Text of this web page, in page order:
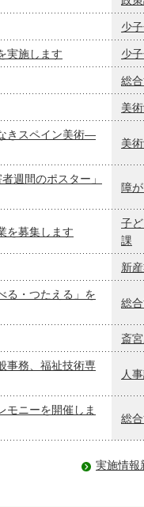
少
実施します 少
総
美
きスペイン美術―
美
週間のポスター」
障
を募集します
子
課
新
る・つたえる」を
総
斎
事務、福祉技術専
人
ニーを開催しま
総
実施情報